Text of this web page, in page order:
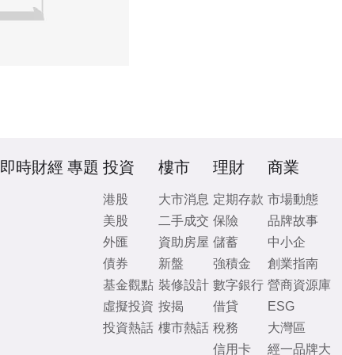
即時財經 專題 投資
港股
美股
外匯
債券
基金觀點
虛擬投資
投資熱話
樓市
大市消息
二手成交
資助房屋
新盤
裝修設計
按揭
樓市熱話
理財
定期存款
保險
儲蓄
強積金
數字銀行
借貸
稅務
信用卡
商業
市場動態
品牌故事
中小企
創業指南
營商資源庫
ESG
大灣區
經一品牌大